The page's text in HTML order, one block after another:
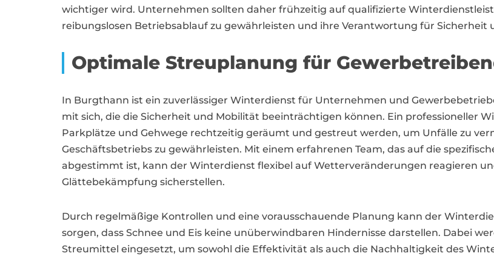
wichtiger wird. Unternehmen sollten daher frühzeitig auf qualifizierte
reibungslosen Betriebsablauf zu gewährleisten und ihre Verantwortung für Sicherheit
Optimale Streuplanung für
In Burgthann ist ein zuverlässiger Winterdienst für Unternehmen und
mit sich, die die Sicherheit und Mobilität beeinträchtigen können. Ein professioneller
Parkplätze und Gehwege rechtzeitig geräumt und gestreut werden, um Unfälle zu
Geschäftsbetriebs zu gewährleisten. Mit einem erfahrenen Team, das auf die
abgestimmt ist, kann der Winterdienst flexibel auf Wetterveränderungen reagieren
Glättebekämpfung sicherstellen.
Durch regelmäßige Kontrollen und eine vorausschauende Planung kann der
sorgen, dass Schnee und Eis keine unüberwindbaren Hindernisse darstellen. Dabei
Streumittel eingesetzt, um sowohl die Effektivität als auch die Nachhaltigkeit des